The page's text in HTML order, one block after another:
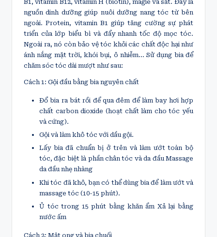
B1, vitamin B12, vitamin H (biotin), magie và sắt. Đây là
nguồn dinh dưỡng giúp nuôi dưỡng nang tóc từ bên
ngoài. Protein, vitamin B1 giúp tăng cường sự phát
triển của lớp biểu bì và đẩy nhanh tốc độ mọc tóc.
Ngoài ra, nó còn bảo vệ tóc khỏi các chất độc hại như
ánh nắng mặt trời, khói bụi, ô nhiễm… Sử dụng bia để
chăm sóc tóc dài mượt như sau:
Cách 1: Gội đầu bằng bia nguyên chất
Đổ bia ra bát rồi để qua đêm để làm bay hơi hợp
chất carbon dioxide (hoạt chất làm cho tóc yếu
và cứng).
Gội và làm khô tóc với dầu gội.
Lấy bia đã chuẩn bị ở trên và làm ướt toàn bộ
tóc, đặc biệt là phần chân tóc và da đầu Massage
da đầu nhẹ nhàng
Khi tóc đã khô, bạn có thể dùng bia để làm ướt và
massage tóc (10-15 phút).
Ủ tóc trong 15 phút bằng khăn ẩm Xả lại bằng
nước ấm
Cách 2: Mật ong và bia chuối